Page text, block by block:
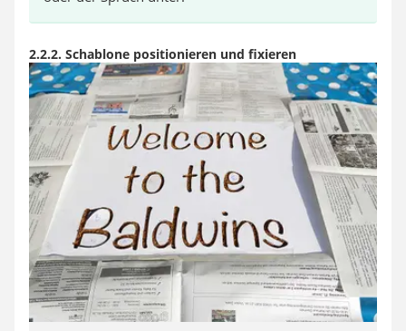
2.2.2. Schablone positionieren und fixieren